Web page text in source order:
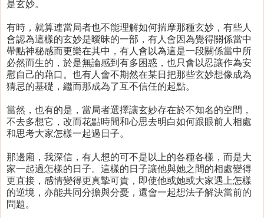
是玄妙。
有時，就算連當局者也不能理解如何揣摩那種玄妙，有些人
會認為這樣的玄妙是曖昧的一部，有人會因為覺得關係當中
帶點神秘感而更樂在其中，有人會以為這是一段關係當中所
必然而生的，於是無論感到有多困惑，也只會以忍讓作為安
慰自己的藉口。也有人會不期然在某日把那些玄妙想像成為
猜忌的基礎，繼而那成為了互不信任的起點。
當然，也有的是，當局者選擇讓玄妙存在於不知名的空間，
不去多想它，改而花點時間和心思去明白如何跟眼前人相處
和思考大家怎樣一起過日子。
那邊廂，我深信，有人想的可不是以上的各種各樣，而是大
家一起過怎樣的日子。這樣的日子讓他與她之間的相處變得
更直接，感情變得更真摯可貴，即使他或她或大家遇上怎樣
的逆境，亦能共同分擔與分憂，還會一起想法子解決當前的
問題。